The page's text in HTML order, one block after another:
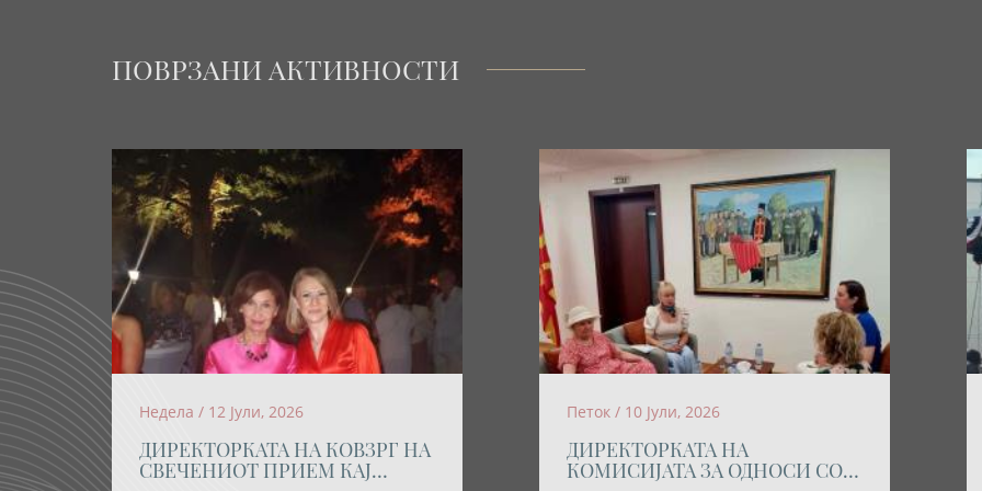
ПОВРЗАНИ АКТИВНОСТИ
Недела / 12 Јули, 2026
ДИРЕКТОРКАТА НА КОВЗРГ НА
СВЕЧЕНИОТ ПРИЕМ КАЈ
Петок / 10 Јули, 2026
ДИРЕКТОРКАТА НА
КОМИСИЈАТА ЗА ОДНОСИ СО